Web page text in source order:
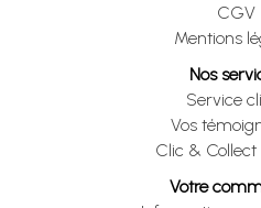
CGV
Mentions
Nos
Service
Vos
Clic & Collect
Votre